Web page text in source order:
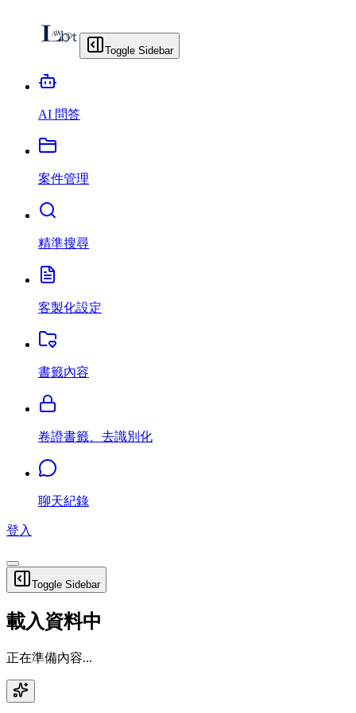
Toggle Sidebar
AI 問答
案件管理
精準搜尋
客製化設定
書籤內容
卷證書籤、去識別化
聊天紀錄
登入
Toggle Sidebar
載入資料中
正在準備內容...